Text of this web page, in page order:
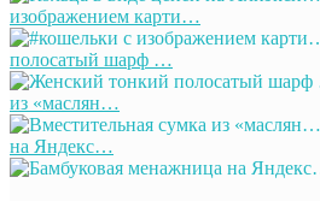
изображением карти…
полосатый шарф …
из «маслян…
на Яндекс…